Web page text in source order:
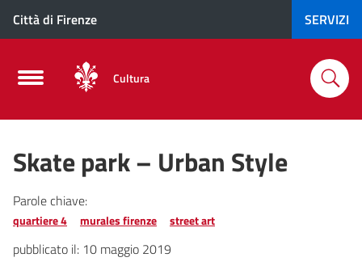
Città di Firenze SERVIZI
Cultura
Skate park – Urban Style
Parole chiave:
quartiere 4 murales firenze street art
pubblicato il: 10 maggio 2019